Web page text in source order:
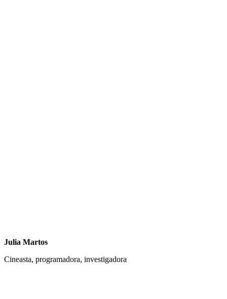
Julia Martos
Cineasta, programadora, investigadora